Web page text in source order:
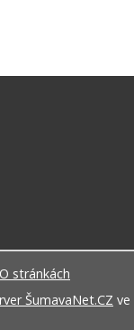
O stránkách
ŠumavaNet.CZ ve